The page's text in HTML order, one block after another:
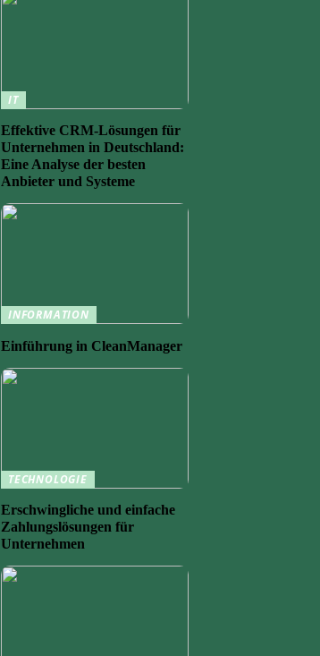
IT
Effektive CRM-Lösungen für
Unternehmen in Deutschland:
Eine Analyse der besten
Anbieter und Systeme
INFORMATION
Einführung in CleanManager
TECHNOLOGIE
Erschwingliche und einfache
Zahlungslösungen für
Unternehmen